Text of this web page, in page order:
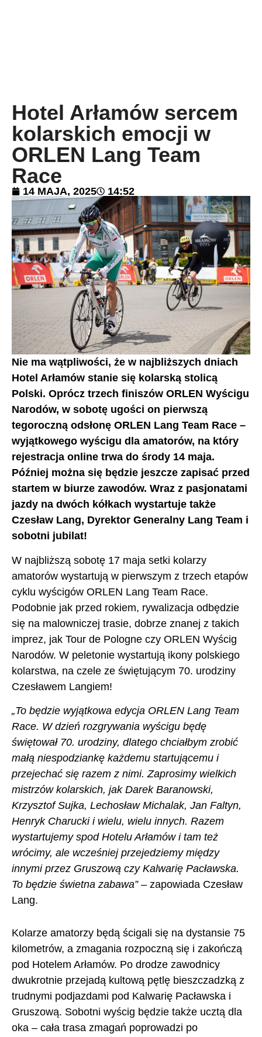
Hotel Arłamów sercem
kolarskich emocji w
ORLEN Lang Team
Race
14 MAJA, 2025 14:52
Nie ma wątpliwości, że w najbliższych dniach
Hotel Arłamów stanie się kolarską stolicą
Polski. Oprócz trzech finiszów ORLEN Wyścigu
Narodów, w sobotę ugości on pierwszą
tegoroczną odsłonę ORLEN Lang Team Race –
wyjątkowego wyścigu dla amatorów, na który
rejestracja online trwa do środy 14 maja.
Później można się będzie jeszcze zapisać przed
startem w biurze zawodów. Wraz z pasjonatami
jazdy na dwóch kółkach wystartuje także
Czesław Lang, Dyrektor Generalny Lang Team i
sobotni jubilat!
W najbliższą sobotę 17 maja setki kolarzy
amatorów wystartują w pierwszym z trzech etapów
cyklu wyścigów ORLEN Lang Team Race.
Podobnie jak przed rokiem, rywalizacja odbędzie
się na malowniczej trasie, dobrze znanej z takich
imprez, jak Tour de Pologne czy ORLEN Wyścig
Narodów. W peletonie wystartują ikony polskiego
kolarstwa, na czele ze świętującym 70. urodziny
Czesławem Langiem!
„To będzie wyjątkowa edycja ORLEN Lang Team
Race. W dzień rozgrywania wyścigu będę
świętował 70. urodziny, dlatego chciałbym zrobić
małą niespodziankę każdemu startującemu i
przejechać się razem z nimi. Zaprosimy wielkich
mistrzów kolarskich, jak Darek Baranowski,
Krzysztof Sujka, Lechosław Michalak, Jan Faltyn,
Henryk Charucki i wielu, wielu innych. Razem
wystartujemy spod Hotelu Arłamów i tam też
wrócimy, ale wcześniej przejedziemy między
innymi przez Gruszową czy Kalwarię Pacławska.
To będzie świetna zabawa” – zapowiada Czesław
Lang.
Kolarze amatorzy będą ścigali się na dystansie 75
kilometrów, a zmagania rozpoczną się i zakończą
pod Hotelem Arłamów. Po drodze zawodnicy
dwukrotnie przejadą kultową pętlę bieszczadzką z
trudnymi podjazdami pod Kalwarię Pacławska i
Gruszową. Sobotni wyścig będzie także ucztą dla
oka – cała trasa zmagań poprowadzi po